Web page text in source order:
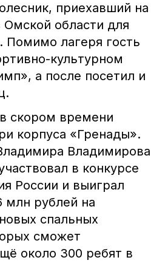
приехавший на
Омской области для
лагеря гость
культурном
а после посетил и
скором времени
корпуса «Гренады».
Владимирова
в конкурсе
России и выиграл
млн рублей на
спальных
сможет
около 300 ребят в